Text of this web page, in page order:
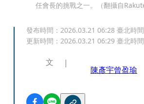
任會長的挑戰之一。（翻攝自
發布時間： 2026.03.21 06:28 臺北時間
更新時間： 2026.03.21 06:29 臺北時間
文
陳彥宇曾盈瑜